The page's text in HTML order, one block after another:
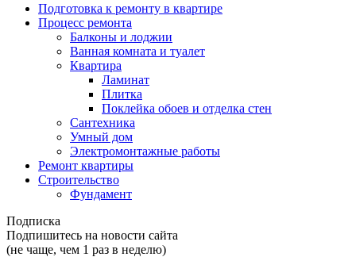
Подготовка к ремонту в квартире
Процесс ремонта
Балконы и лоджии
Ванная комната и туалет
Квартира
Ламинат
Плитка
Поклейка обоев и отделка стен
Сантехника
Умный дом
Электромонтажные работы
Ремонт квартиры
Строительство
Фундамент
Подписка
Подпишитесь на новости сайта
(не чаще, чем 1 раз в неделю)